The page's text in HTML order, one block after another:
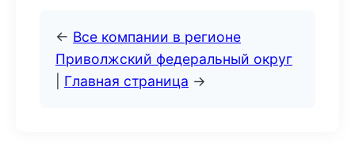
← Все компании в регионе
Приволжский федеральный округ
Главная страница →